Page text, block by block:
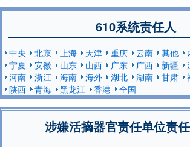
610系统责任人
中央 北京 上海 天津 重庆 云南 其他
宁夏
安徽 山东 山西 广东 广西 新疆
河南
浙江 海南 海外 湖北 湖南 甘肃
陕西
青海 黑龙江 香港 全国
涉嫌活摘器官责任单位责